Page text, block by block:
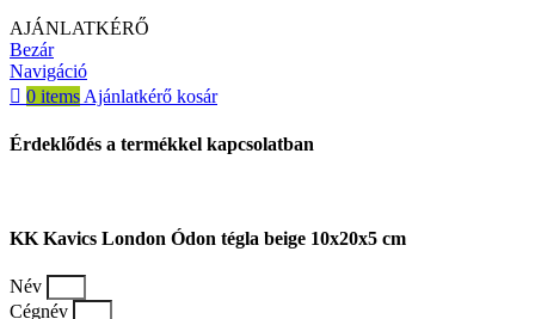
AJÁNLATKÉRŐ
Bezár
Navigáció
0 items Ajánlatkérő kosár
Érdeklődés a termékkel kapcsolatban
KK Kavics London Ódon tégla beige 10x20x5 cm
Név
Cégnév